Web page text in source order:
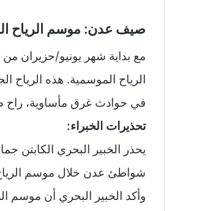
صيف عدن: موسم الرياح
مع بداية شهر يونيو/
الرياح الموسمية. هذه الرياح
في حوادث غرق مأساوية، راح
تحذيرات الخبراء:
يحذر الخبير البحري الكابتن
شواطئ عدن خلال موسم
وأكد الخبير البحري أن موسم